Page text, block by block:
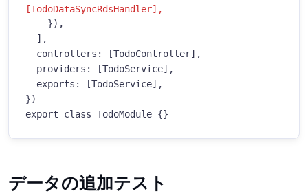
[TodoDataSyncRdsHandler],
})
export class TodoModule {}
データの追加テスト